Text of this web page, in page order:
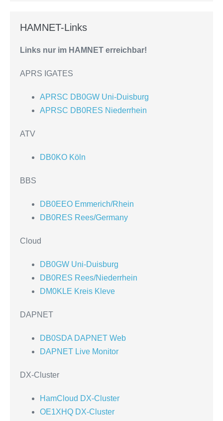
HAMNET-Links
Links nur im HAMNET erreichbar!
APRS IGATES
APRSC DB0GW Uni-Duisburg
APRSC DB0RES Niederrhein
ATV
DB0KO Köln
BBS
DB0EEO Emmerich/Rhein
DB0RES Rees/Germany
Cloud
DB0GW Uni-Duisburg
DB0RES Rees/Niederrhein
DM0KLE Kreis Kleve
DAPNET
DB0SDA DAPNET Web
DAPNET Live Monitor
DX-Cluster
HamCloud DX-Cluster
OE1XHQ DX-Cluster